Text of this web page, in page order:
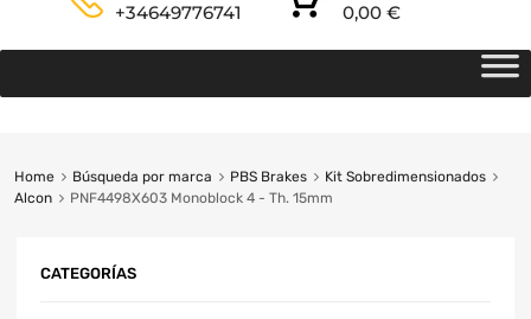
+34649776741 0,00 €
Home Búsqueda por marca PBS Brakes
Kit Sobredimensionados
Alcon
PNF4498X603 Monoblock 4 - Th. 15mm
CATEGORÍAS